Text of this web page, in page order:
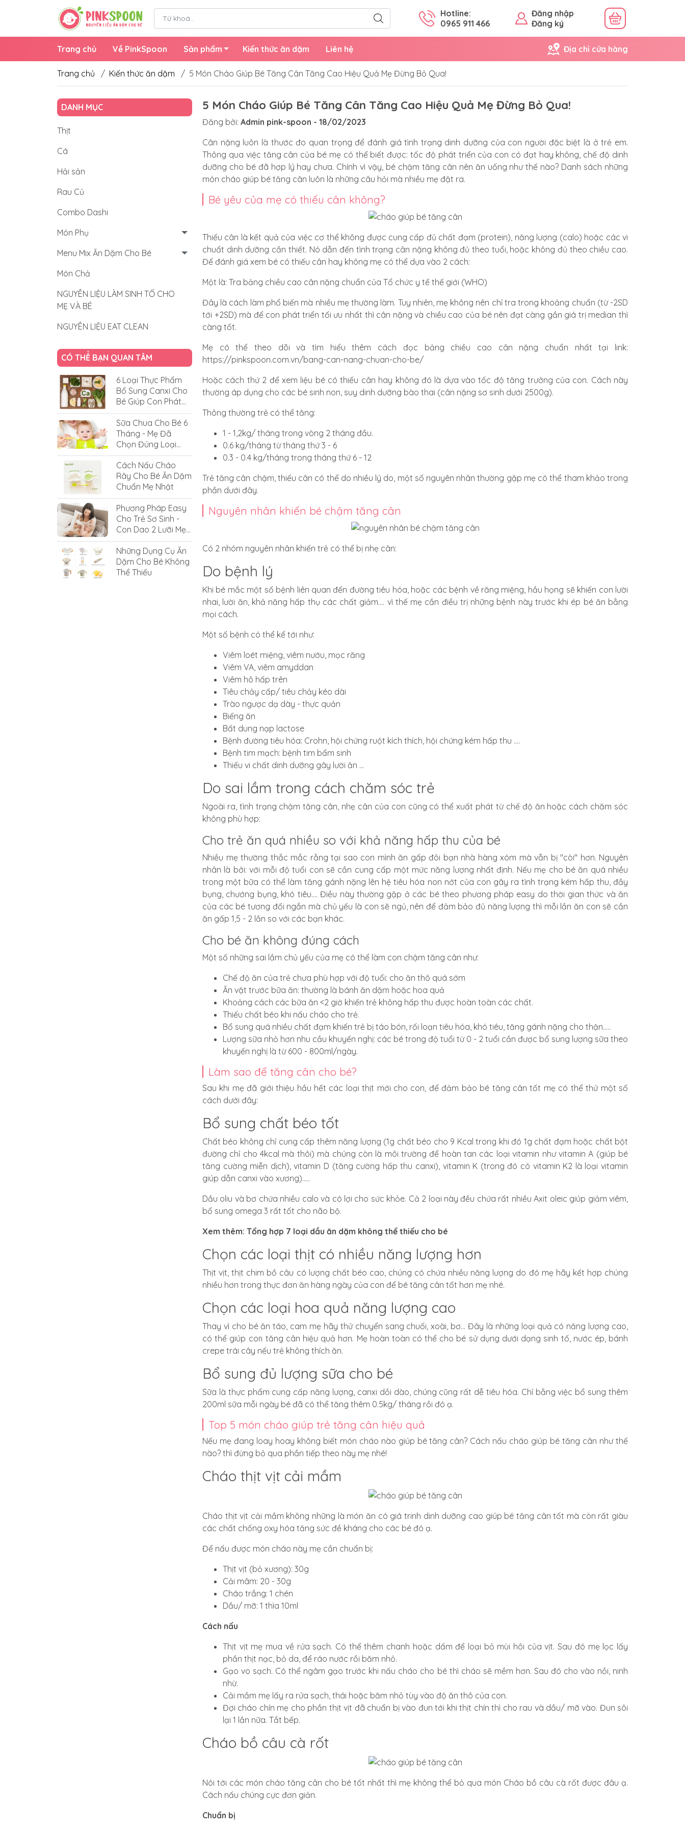
Hotline:
0965 911 466
Đăng nhập
Đăng ký
Trang chủ Về PinkSpoon Sản phẩm Kiến thức ăn dặm Liên hệ Địa chỉ cửa hàng
Trang chủ / Kiến thức ăn dặm / 5 Món Cháo Giúp Bé Tăng Cân Tăng Cao Hiệu Quả Mẹ Đừng Bỏ Qua!
5 Món Cháo Giúp Bé Tăng Cân Tăng Cao Hiệu Quả Mẹ Đừng Bỏ Qua!
Đăng bởi: Admin pink-spoon - 18/02/2023
Cân nặng luôn là thước đo quan trọng để đánh giá tình trạng dinh dưỡng của con người đặc biệt là ở trẻ em.
Thông qua việc tăng cân của bé mẹ có thể biết được: tốc độ phát triển của con có đạt hay không, chế độ dinh
dưỡng cho bé đã hợp lý hay chưa. Chính vì vậy, bé chậm tăng cân nên ăn uống như thế nào? Danh sách những
món cháo giúp bé tăng cân luôn là những câu hỏi mà nhiều mẹ đặt ra.
Bé yêu của mẹ có thiếu cân không?
Thiếu cân là kết quả của việc cơ thể không được cung cấp đủ chất đạm (protein), năng lượng (calo) hoặc các vi
chuất dinh dưỡng cần thiết. Nó dẫn đến tình trạng cân nặng không đủ theo tuổi, hoặc không đủ theo chiều cao.
Để đánh giá xem bé có thiếu cân hay không mẹ có thể dựa vào 2 cách:
Một là: Tra bảng chiều cao cân nặng chuẩn của Tổ chức y tế thế giới (WHO)
Đây là cách làm phổ biến mà nhiều mẹ thường làm. Tuy nhiên, mẹ không nên chỉ tra trong khoảng chuẩn (từ -2SD
tới +2SD) mà để con phát triển tối ưu nhất thì cân nặng và chiều cao của bé nên đạt càng gần giá trị median thì
càng tốt.
Mẹ có thể theo dõi và tìm hiểu thêm cách đọc bảng chiều cao cân nặng chuẩn nhất tại link:
https://pinkspoon.com.vn/bang-can-nang-chuan-cho-be/
Hoặc cách thứ 2 để xem liệu bé có thiếu cân hay không đó là dựa vào tốc độ tăng trưởng của con. Cách này
thường áp dụng cho các bé sinh non, suy dinh dưỡng bào thai (cân nặng sơ sinh dưới 2500g).
Thông thường trẻ có thể tăng:
1 - 1,2kg/ tháng trong vòng 2 tháng đầu.
0.6 kg/tháng từ tháng thứ 3 - 6
0.3 - 0.4 kg/tháng trong tháng thứ 6 - 12
Trẻ tăng cân chậm, thiếu cân có thể do nhiều lý do, một số nguyên nhân thường gặp mẹ có thể tham khảo trong
phần dưới đây.
Nguyên nhân khiến bé chậm tăng cân
Có 2 nhóm nguyên nhân khiến trẻ có thể bị nhẹ cân:
Do bệnh lý
Khi bé mắc một số bệnh liên quan đến đường tiêu hóa, hoặc các bệnh về răng miệng, hầu họng sẽ khiến con lười
nhai, lười ăn, khả năng hấp thụ các chất giảm.... vì thế mẹ cần điều trị những bệnh này trước khi ép bé ăn bằng
mọi cách.
Một số bệnh có thể kể tới như:
Viêm loét miệng, viêm nướu, mọc răng
Viêm VA, viêm amyddan
Viêm hô hấp trên
Tiêu chảy cấp/ tiêu chảy kéo dài
Trào ngược dạ dày - thực quản
Biếng ăn
Bất dung nạp lactose
Bệnh đường tiêu hóa: Crohn, hội chứng ruột kích thích, hội chứng kém hấp thu ....
Bệnh tim mạch: bệnh tim bẩm sinh
Thiếu vi chất dinh dưỡng gây lười ăn ...
Do sai lầm trong cách chăm sóc trẻ
Ngoài ra, tình trạng chậm tăng cân, nhẹ cân của con cũng có thể xuất phát từ chế độ ăn hoặc cách chăm sóc
không phù hợp:
Cho trẻ ăn quá nhiều so với khả năng hấp thu của bé
Nhiều mẹ thường thắc mắc rằng tại sao con mình ăn gấp đôi bạn nhà hàng xóm mà vẫn bị "còi" hơn. Nguyên
nhân là bởi: với mỗi độ tuổi con sẽ cần cung cấp một mức năng lượng nhất định. Nếu mẹ cho bé ăn quá nhiều
trong một bữa có thể làm tăng gánh nặng lên hệ tiêu hóa non nớt của con gây ra tình trạng kém hấp thu, đầy
bụng, chướng bụng, khó tiêu.... Điều này thường gặp ở các bé theo phương pháp easy do thời gian thức và ăn
của các bé tương đối ngắn mà chủ yếu là con sẽ ngủ, nên để đảm bảo đủ năng lượng thì mỗi lần ăn con sẽ cần
ăn gấp 1,5 - 2 lần so với các bạn khác.
Cho bé ăn không đúng cách
Một số những sai lầm chủ yếu của mẹ có thể làm con chậm tăng cân như:
Chế độ ăn của trẻ chưa phù hợp với độ tuổi: cho ăn thô quá sớm
Ăn vặt trước bữa ăn: thường là bánh ăn dặm hoặc hoa quả
Khoảng cách các bữa ăn <2 giờ khiến trẻ không hấp thu được hoàn toàn các chất.
Thiếu chất béo khi nấu cháo cho trẻ.
Bổ sung quá nhiều chất đạm khiến trẻ bị táo bón, rối loạn tiêu hóa, khó tiêu, tăng gánh nặng cho thận.....
Lượng sữa nhỏ hơn nhu cầu khuyến nghị: các bé trong độ tuổi từ 0 - 2 tuổi cần được bổ sung lượng sữa theo
khuyến nghị là từ 600 - 800ml/ngày.
Làm sao để tăng cân cho bé?
Sau khi mẹ đã giới thiệu hầu hết các loại thịt mới cho con, để đảm bảo bé tăng cân tốt mẹ có thể thử một số
cách dưới đây:
Bổ sung chất béo tốt
Chất béo không chỉ cung cấp thêm năng lượng (1g chất béo cho 9 Kcal trong khi đó 1g chất đạm hoặc chất bột
đường chỉ cho 4kcal mà thôi) mà chúng còn là môi trường để hoàn tan các loại vitamin như vitamin A (giúp bé
tăng cường miễn dịch),vitamin D (tăng cường hấp thu canxi), vitamin K (trong đó có vitamin K2 là loại vitamin
giúp dẫn canxi vào xương).....
Dầu oliu và bơ chứa nhiều calo và có lợi cho sức khỏe. Cả 2 loại này đều chứa rất nhiềuAxit oleic giúp giảm viêm,
bổ sung omega 3 rất tốt cho não bộ.
Xem thêm: Tổng hợp 7 loại dầu ăn dặm không thể thiếu cho bé
Chọn các loại thịt có nhiều năng lượng hơn
Thịt vịt ,thịt chim bồ câu có lượng chất béo cao, chúng có chứa nhiều năng lượng do đó mẹ hãy kết hợp chúng
nhiều hơn trong thực đơn ăn hàng ngày của con để bé tăng cân tốt hơn mẹ nhé.
Chọn các loại hoa quả năng lượng cao
Thay vì cho bé ăn táo, cam mẹ hãy thử chuyển sang chuối, xoài, bơ... Đây là những loại quả có năng lượng cao,
có thể giúp con tăng cân hiệu quả hơn. Mẹ hoàn toàn có thể cho bé sử dụng dưới dạng sinh tố, nước ép, bánh
crepe trái cây nếu trẻ không thích ăn.
Bổ sung đủ lượng sữa cho bé
Sữa là thực phẩm cung cấp năng lượng, canxi dồi dào, chúng cũng rất dễ tiêu hóa. Chỉ bằng việc bổ sung thêm
200ml sữa mỗi ngày bé đã có thể tăng thêm 0.5kg/ tháng rồi đó ạ.
Top 5 món cháo giúp trẻ tăng cân hiệu quả
Nếu mẹ đang loay hoay không biết món cháo nào giúp bé tăng cân? Cách nấu cháo giúp bé tăng cân như thế
nào? thì đừng bỏ qua phần tiếp theo này mẹ nhé!
Cháo thịt vịt cải mầm
Cháo thịt vịt cải mầm không những là món ăn có giá trinh dinh dưỡng cao giúp bé tăng cân tốt mà còn rất giàu
các chất chống oxy hóa tăng sức đề kháng cho các bé đó ạ.
Để nấu được món cháo này mẹ cần chuẩn bị:
Thịt vịt (bỏ xương): 30g
Cải mâm: 20 - 30g
Cháo trắng: 1 chén
Dầu/ mỡ: 1 thìa 10ml
Cách nấu
Thịt vịt mẹ mua về rửa sạch. Có thể thêm chanh hoặc dấm để loại bỏ mùi hôi của vịt. Sau đó mẹ lọc lấy
phần thịt nạc, bỏ da, để ráo nước rồi băm nhỏ.
Gạo vo sạch. Có thể ngâm gạo trước khi nấu cháo cho bé thì cháo sẽ mềm hơn. Sau đó cho vào nồi, ninh
nhừ.
Cải mầm mẹ lấy ra rửa sạch, thái hoặc băm nhỏ tùy vào độ ăn thô của con.
Đợi cháo chín mẹ cho phần thịt vịt đã chuẩn bị vào đun tới khi thịt chín thì cho rau và dầu/ mỡ vào. Đun sôi
lại 1 lần nữa. Tắt bếp.
Cháo bồ câu cà rốt
Nói tới các món cháo tăng cân cho bé tốt nhất thì mẹ không thể bỏ qua món Cháo bồ câu cà rốt được đâu ạ.
Cách nấu chúng cực đơn giản.
Chuẩn bị
DANH MỤC
Thịt
Cá
Hải sản
Rau Củ
Combo Dashi
Món Phụ
Menu Mix Ăn Dặm Cho Bé
Món Chả
NGUYÊN LIỆU LÀM SINH TỐ CHO
MẸ VÀ BÉ
NGUYÊN LIỆU EAT CLEAN
CÓ THỂ BẠN QUAN TÂM
6 Loại Thực Phẩm
Bổ Sung Canxi Cho
Bé Giúp Con Phát
Triển Vượt Trội
Sữa Chua Cho Bé 6
Tháng - Mẹ Đã
Chọn Đúng Loại
Cho Bé Chưa?
Cách Nấu Cháo
Rây Cho Bé Ăn Dặm
Chuẩn Mẹ Nhật
Phương Pháp Easy
Cho Trẻ Sơ Sinh -
Con Dao 2 Lưỡi Mẹ
Cần Thay Đổi
Những Dụng Cụ Ăn
Dặm Cho Bé Không
Thể Thiếu